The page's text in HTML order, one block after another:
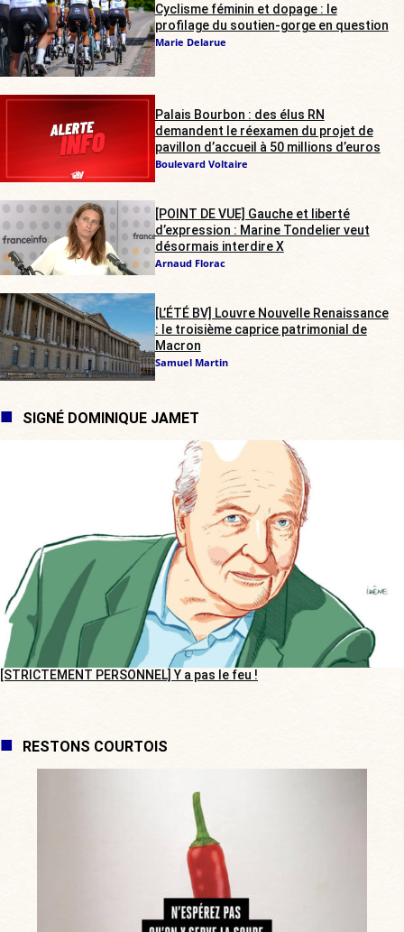
Cyclisme féminin et dopage : le
profilage du soutien-gorge en question
Marie Delarue
Palais Bourbon : des élus RN
demandent le réexamen du projet de
pavillon d’accueil à 50 millions d’euros
Boulevard Voltaire
[POINT DE VUE] Gauche et liberté
d’expression : Marine Tondelier veut
désormais interdire X
Arnaud Florac
[L’ÉTÉ BV] Louvre Nouvelle Renaissance
: le troisième caprice patrimonial de
Macron
Samuel Martin
SIGNÉ DOMINIQUE JAMET
[STRICTEMENT PERSONNEL] Y a pas le feu !
RESTONS COURTOIS